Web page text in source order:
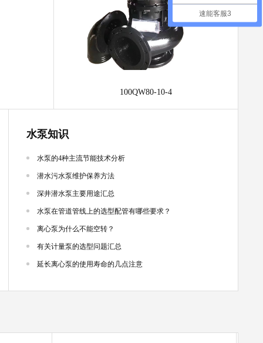
100QW80-10-4
水泵知识
水泵的4种主流节能技术分析
潜水污水泵维护保养方法
深井潜水泵主要用途汇总
水泵在管道管线上的选型配管有哪些要求？
离心泵为什么不能空转？
有关计量泵的选型问题汇总
延长离心泵的使用寿命的几点注意
速能客服3